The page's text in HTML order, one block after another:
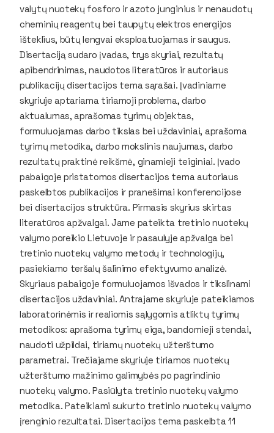
valytų nuotekų fosforo ir azoto junginius ir nenaudotų
cheminių reagentų bei taupytų elektros energijos
išteklius, būtų lengvai eksploatuojamas ir saugus.
Disertaciją sudaro įvadas, trys skyriai, rezultatų
apibendrinimas, naudotos literatūros ir autoriaus
publikacijų disertacijos tema sąrašai. Įvadiniame
skyriuje aptariama tiriamoji problema, darbo
aktualumas, aprašomas tyrimų objektas,
formuluojamas darbo tikslas bei uždaviniai, aprašoma
tyrimų metodika, darbo mokslinis naujumas, darbo
rezultatų praktinė reikšmė, ginamieji teiginiai. Įvado
pabaigoje pristatomos disertacijos tema autoriaus
paskelbtos publikacijos ir pranešimai konferencijose
bei disertacijos struktūra. Pirmasis skyrius skirtas
literatūros apžvalgai. Jame pateikta tretinio nuotekų
valymo poreikio Lietuvoje ir pasaulyje apžvalga bei
tretinio nuotekų valymo metodų ir technologijų,
pasiekiamo teršalų šalinimo efektyvumo analizė.
Skyriaus pabaigoje formuluojamos išvados ir tikslinami
disertacijos uždaviniai. Antrajame skyriuje pateikiamos
laboratorinėmis ir realiomis sąlygomis atliktų tyrimų
metodikos: aprašoma tyrimų eiga, bandomieji stendai,
naudoti užpildai, tiriamų nuotekų užterštumo
parametrai. Trečiajame skyriuje tiriamos nuotekų
užterštumo mažinimo galimybės po pagrindinio
nuotekų valymo. Pasiūlyta tretinio nuotekų valymo
metodika. Pateikiami sukurto tretinio nuotekų valymo
įrenginio rezultatai. Disertacijos tema paskelbta 11